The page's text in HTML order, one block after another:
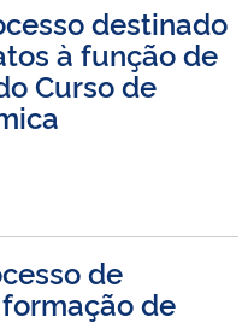
destinado
à função de
Curso de
de
de